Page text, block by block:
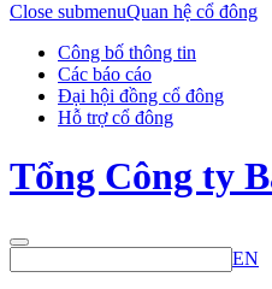
Close submenuQuan hệ cổ đông
Công bố thông tin
Các báo cáo
Đại hội đồng cổ đông
Hỗ trợ cổ đông
Tổng Công ty
EN